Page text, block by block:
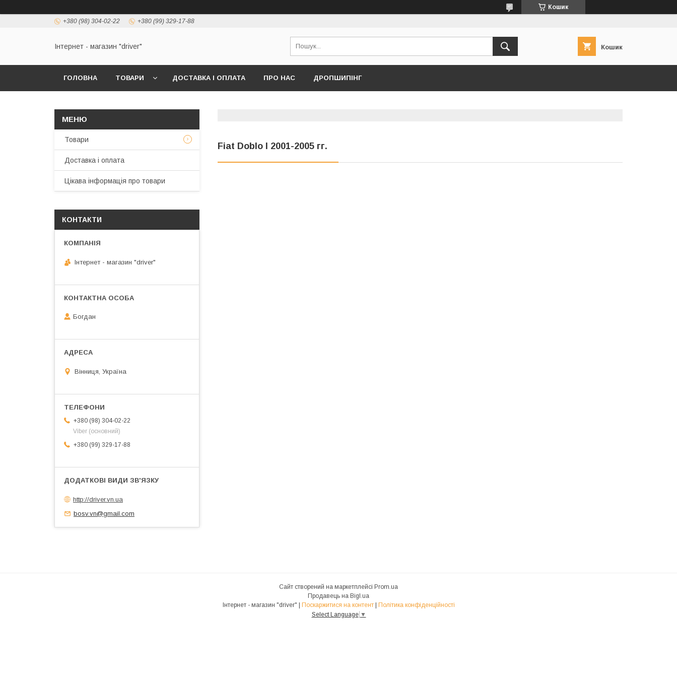
Кошик
+380 (98) 304-02-22 +380 (99) 329-17-88
Інтернет - магазин "driver" Кошик
ГОЛОВНА ТОВАРИ ДОСТАВКА І ОПЛАТА ПРО НАС ДРОПШИПІНГ
Fiat Doblo I 2001-2005 гг.
Товари
Доставка і оплата
Цікава інформація про товари
КОНТАКТИ
Інтернет - магазин "driver"
Богдан
Вінниця, Україна
+380 (98) 304-02-22
Viber (основний)
+380 (99) 329-17-88
http://driver.vn.ua
bosv.vn@gmail.com
Сайт створений на маркетплейсі Prom.ua
Продавець на Bigl.ua
Інтернет - магазин "driver" | Поскаржитися на контент | Політика конфіденційності
Select Language ▼